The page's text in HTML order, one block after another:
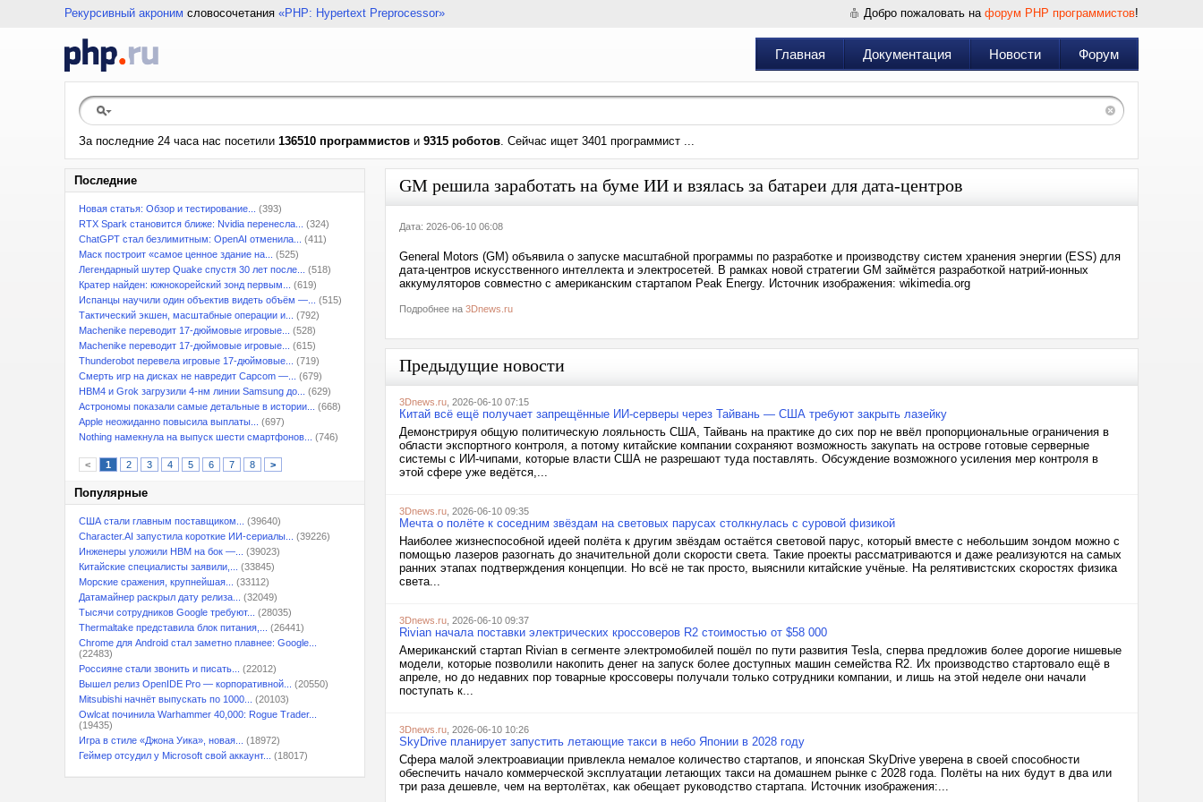
Рекурсивный акроним словосочетания «PHP: Hypertext Preprocessor» Добро пожаловать на форум PHP программистов!
Главная Документация Новости Форум
За последние 24 часа нас посетили 136510 программистов и 9315 роботов. Сейчас ищет 3401 программист ...
Последние
Новая статья: Обзор и тестирование...
(393)
RTX Spark становится ближе: Nvidia перенесла...
(324)
ChatGPT стал безлимитным: OpenAI отменила...
(411)
Маск построит «самое ценное здание на...
(525)
Легендарный шутер Quake спустя 30 лет после...
(518)
Кратер найден: южнокорейский зонд первым...
(619)
Испанцы научили один объектив видеть объём —...
(515)
Тактический экшен, масштабные операции и...
(792)
Machenike переводит 17-дюймовые игровые...
(528)
Machenike переводит 17-дюймовые игровые...
(615)
Thunderobot перевела игровые 17-дюймовые...
(719)
Смерть игр на дисках не навредит Capcom —...
(679)
HBM4 и Grok загрузили 4-нм линии Samsung до...
(629)
Астрономы показали самые детальные в истории...
(668)
Apple неожиданно повысила выплаты...
(697)
Nothing намекнула на выпуск шести смартфонов...
(746)
< 1 2 3 4 5 6 7 8 >
Популярные
США стали главным поставщиком...
(39640)
Character.AI запустила короткие ИИ-сериалы...
(39226)
Инженеры уложили HBM на бок —...
(39023)
Китайские специалисты заявили,...
(33845)
Морские сражения, крупнейшая...
(33112)
Датамайнер раскрыл дату релиза...
(32049)
Тысячи сотрудников Google требуют...
(28035)
Thermaltake представила блок питания,...
(26441)
Chrome для Android стал заметно плавнее: Google...
(22483)
Россияне стали звонить и писать...
(22012)
Вышел релиз OpenIDE Pro — корпоративной...
(20550)
Mitsubishi начнёт выпускать по 1000...
(20103)
Owlcat починила Warhammer 40,000: Rogue Trader...
(19435)
Игра в стиле «Джона Уика», новая...
(18972)
Геймер отсудил у Microsoft свой аккаунт...
(18017)
GM решила заработать на буме ИИ и взялась за батареи для дата-центров
Дата: 2026-06-10 06:08
General Motors (GM) объявила о запуске масштабной программы по разработке и производству систем хранения энергии (ESS) для
дата-центров искусственного интеллекта и электросетей. В рамках новой стратегии GM займётся разработкой натрий-ионных
аккумуляторов совместно с американским стартапом Peak Energy. Источник изображения: wikimedia.org
Подробнее на 3Dnews.ru
Предыдущие новости
3Dnews.ru , 2026-06-10 07:15
Китай всё ещё получает запрещённые ИИ-серверы через Тайвань — США требуют закрыть лазейку
Демонстрируя общую политическую лояльность США, Тайвань на практике до сих пор не ввёл пропорциональные ограничения в
области экспортного контроля, а потому китайские компании сохраняют возможность закупать на острове готовые серверные
системы с ИИ-чипами, которые власти США не разрешают туда поставлять. Обсуждение возможного усиления мер контроля в
этой сфере уже ведётся,...
3Dnews.ru , 2026-06-10 09:35
Мечта о полёте к соседним звёздам на световых парусах столкнулась с суровой физикой
Наиболее жизнеспособной идеей полёта к другим звёздам остаётся световой парус, который вместе с небольшим зондом можно с
помощью лазеров разогнать до значительной доли скорости света. Такие проекты рассматриваются и даже реализуются на самых
ранних этапах подтверждения концепции. Но всё не так просто, выяснили китайские учёные. На релятивистских скоростях физика
света...
3Dnews.ru , 2026-06-10 09:37
Rivian начала поставки электрических кроссоверов R2 стоимостью от $58 000
Американский стартап Rivian в сегменте электромобилей пошёл по пути развития Tesla, сперва предложив более дорогие нишевые
модели, которые позволили накопить денег на запуск более доступных машин семейства R2. Их производство стартовало ещё в
апреле, но до недавних пор товарные кроссоверы получали только сотрудники компании, и лишь на этой неделе они начали
поступать к...
3Dnews.ru , 2026-06-10 10:26
SkyDrive планирует запустить летающие такси в небо Японии в 2028 году
Сфера малой электроавиации привлекла немалое количество стартапов, и японская SkyDrive уверена в своей способности
обеспечить начало коммерческой эксплуатации летающих такси на домашнем рынке с 2028 года. Полёты на них будут в два или
три раза дешевле, чем на вертолётах, как обещает руководство стартапа. Источник изображения:...